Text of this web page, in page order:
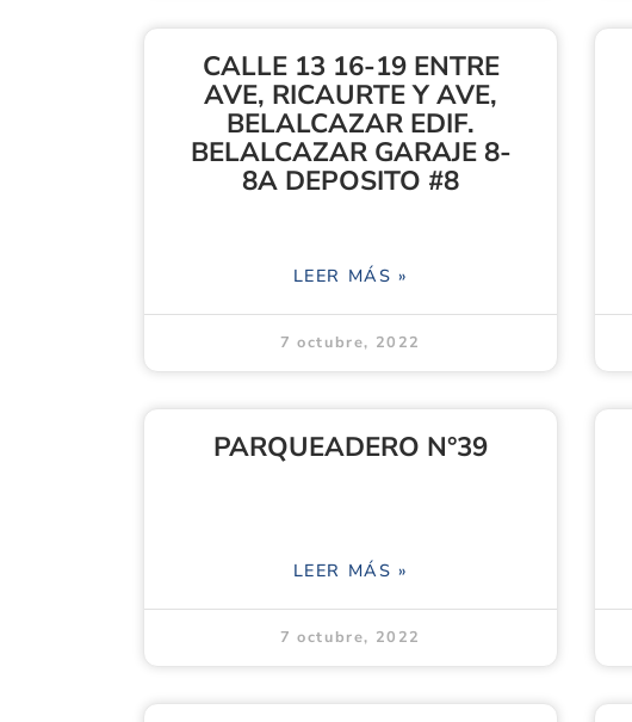
CALLE 13 16-19 ENTRE
AVE, RICAURTE Y AVE,
BELALCAZAR EDIF.
BELALCAZAR GARAJE 8-
8A DEPOSITO #8
LEER MÁS »
7 octubre, 2022
PARQUEADERO N°39
LEER MÁS »
7 octubre, 2022